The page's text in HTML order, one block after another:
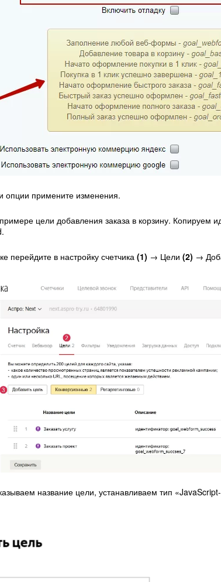
опции примените изменения.
цели добавления заказа в корзину. Копируем
перейдите в настройку счетчика (1) → Цели (2) →
название цели, устанавливаем тип